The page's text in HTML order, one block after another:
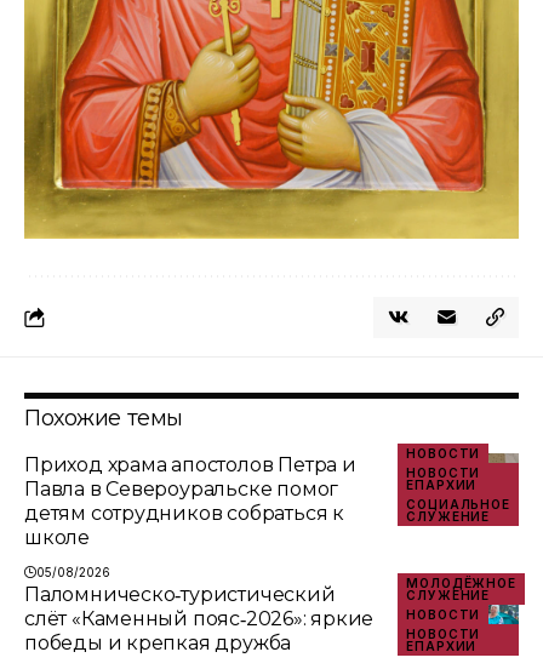
Похожие темы
НОВОСТИ
НОВОСТИ
ЕПАРХИИ
СОЦИАЛЬНОЕ
СЛУЖЕНИЕ
Приход храма апостолов Петра и
Павла в Североуральске помог
детям сотрудников собраться к
школе
05/08/2026
МОЛОДЁЖНОЕ
СЛУЖЕНИЕ
НОВОСТИ
НОВОСТИ
ЕПАРХИИ
Паломническо‑туристический
слёт «Каменный пояс‑2026»: яркие
победы и крепкая дружба